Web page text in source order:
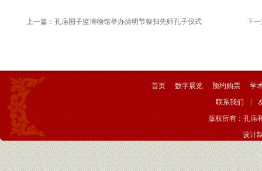
上一篇： 孔庙国子监博物馆举办清明节祭扫先师孔子仪式 下
首页 数字展览 预约购票
学
联系我们
版权所有：孔庙
设计